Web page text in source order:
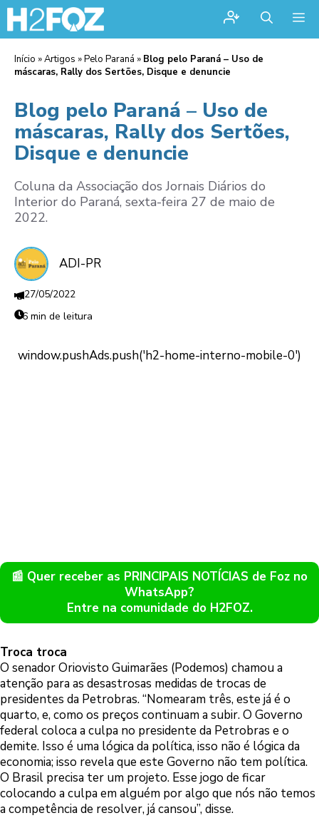
Início »Artigos »Pelo Paraná » Blog pelo Paraná – Uso de
máscaras, Rally dos Sertões, Disque e denuncie
Blog pelo Paraná – Uso de
máscaras, Rally dos Sertões,
Disque e denuncie
Coluna da Associação dos Jornais Diários do
Interior do Paraná, sexta-feira 27 de maio de
2022.
ADI-PR
27/05/2022
6 min de leitura
📰 Quer receber as PRINCIPAIS NOTÍCIAS de Foz no
WhatsApp?
Entre na comunidade do H2FOZ.
Troca troca
O senador Oriovisto Guimarães (Podemos) chamou a
atenção para as desastrosas medidas de trocas de
presidentes da Petrobras. “Nomearam três, este já é o
quarto, e, como os preços continuam a subir. O Governo
federal coloca a culpa no presidente da Petrobras e o
demite. Isso é uma lógica da política, isso não é lógica da
economia; isso revela que este Governo não tem política.
O Brasil precisa ter um projeto. Esse jogo de ficar
colocando a culpa em alguém por algo que nós não temos
a competência de resolver, já cansou”, disse.